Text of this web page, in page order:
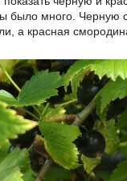
было много. Черную
а красная